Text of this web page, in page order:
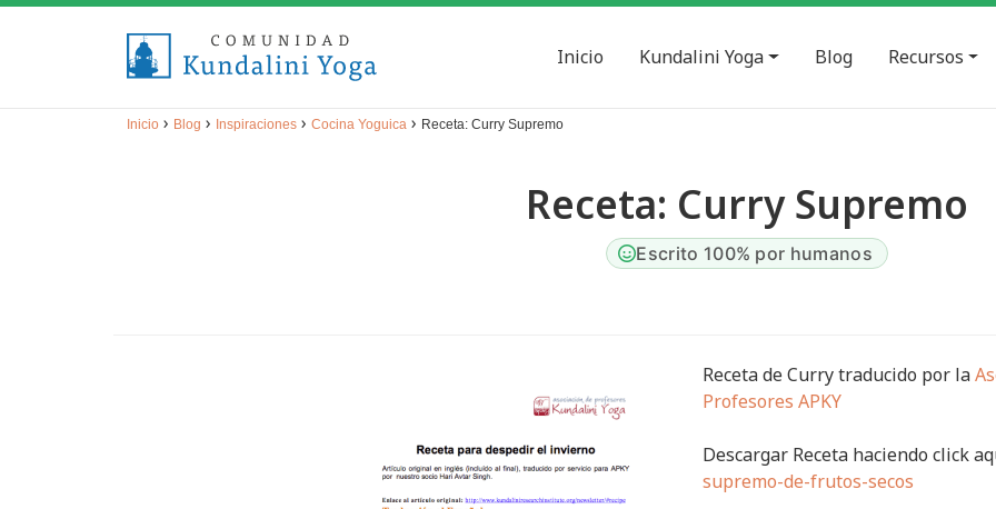
Inicio Kundalini Yoga Blog Recursos
Inicio › Blog › Inspiraciones › Cocina Yoguica › Receta: Curry Supremo
Receta: Curry Supremo
Escrito 100% por humanos
Receta de Curry traducido por la
Profesores APKY
Descargar Receta haciendo click
supremo-de-frutos-secos